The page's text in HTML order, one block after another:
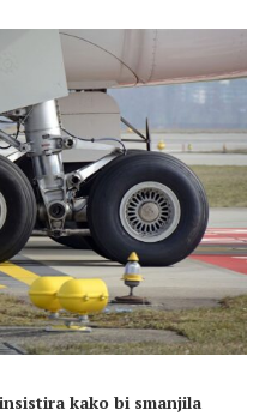
kako bi smanjila